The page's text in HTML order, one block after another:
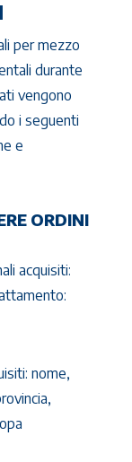
per mezzo
durante
vengono
i seguenti
e
ORDINI
acquisiti:
nome,